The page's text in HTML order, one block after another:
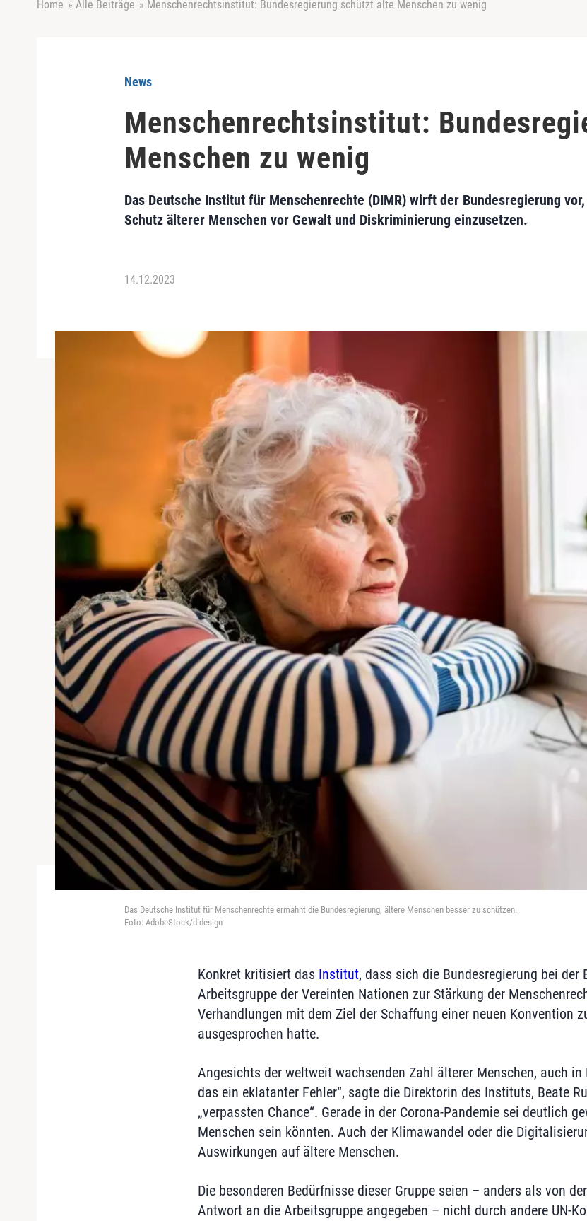
Home » Alle Beiträge » Menschenrechtsinstitut: Bundesregierung schützt alte Menschen zu wenig
News
Menschenrechtsinstitut:
Menschen zu wenig
Das Deutsche Institut für Menschenrechte (DIMR) wirft der Bundesregierung
Schutz älterer Menschen vor Gewalt und Diskriminierung einzusetzen.
14.12.2023
Das Deutsche Institut für Menschenrechte ermahnt die Bundesregierung, ältere Menschen besser zu schützen.
Foto: AdobeStock/didesign
Konkret kritisiert das Institut, dass sich die Bundesregierung bei der
Arbeitsgruppe der Vereinten Nationen zur Stärkung der
Verhandlungen mit dem Ziel der Schaffung einer neuen Konvention
ausgesprochen hatte.
Angesichts der weltweit wachsenden Zahl älterer Menschen, auch
das ein eklatanter Fehler“, sagte die Direktorin des Instituts, Beate
„verpassten Chance“. Gerade in der Corona-Pandemie sei deutlich
Menschen sein könnten. Auch der Klimawandel oder die
Auswirkungen auf ältere Menschen.
Die besonderen Bedürfnisse dieser Gruppe seien – anders als von
Antwort an die Arbeitsgruppe angegeben – nicht durch andere UN-